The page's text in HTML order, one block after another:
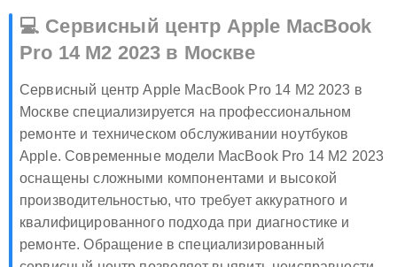
💻 Сервисный центр Apple MacBook
Pro 14 M2 2023 в Москве
Сервисный центр Apple MacBook Pro 14 M2 2023 в
Москве специализируется на профессиональном
ремонте и техническом обслуживании ноутбуков
Apple. Современные модели MacBook Pro 14 M2 2023
оснащены сложными компонентами и высокой
производительностью, что требует аккуратного и
квалифицированного подхода при диагностике и
ремонте. Обращение в специализированный